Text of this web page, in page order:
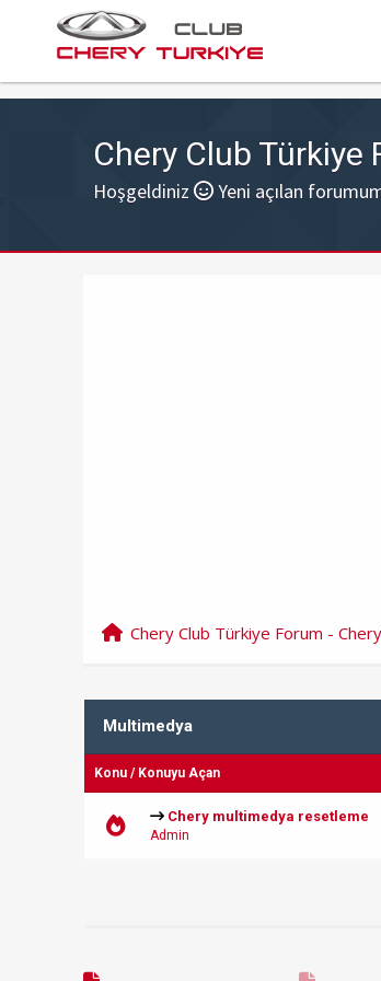
Chery Club Türkiye
Hoşgeldiniz Yeni açılan
Chery Club Türkiye Forum -
Multimedya
Konu/ Konuyu Açan
Chery multimedya resetleme
Admin